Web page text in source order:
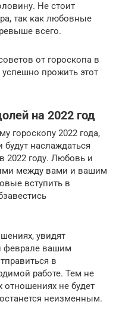
Не стоит
так как любовные
всего.
от гороскопа в
прожить этот
на 2022 год
гороскопу 2022 года,
наслаждаться
2022 году. Любовь и
между вами и вашим
вступить в
увидят
феврале вашим
в
работе. Тем не
отношениях не будет
неизменным.